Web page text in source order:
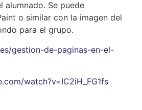
Se puede
o similar con la imagen del
para el grupo.
gestion-de-paginas-en-el-
watch?v=IC2iH_FG1fs